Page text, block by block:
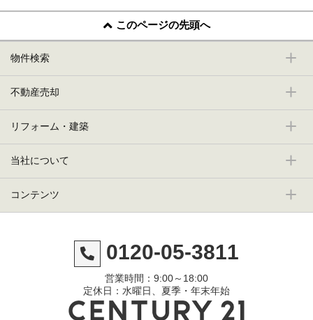
このページの先頭へ
物件検索
不動産売却
リフォーム・建築
当社について
コンテンツ
0120-05-3811
営業時間：9:00～18:00
定休日：水曜日、夏季・年末年始